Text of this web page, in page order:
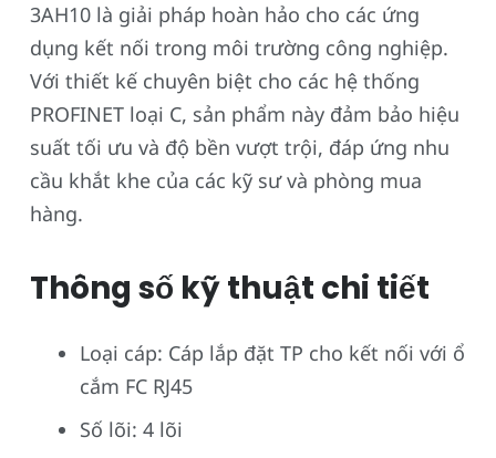
3AH10 là giải pháp hoàn hảo cho các ứng
dụng kết nối trong môi trường công nghiệp.
Với thiết kế chuyên biệt cho các hệ thống
PROFINET loại C, sản phẩm này đảm bảo hiệu
suất tối ưu và độ bền vượt trội, đáp ứng nhu
cầu khắt khe của các kỹ sư và phòng mua
hàng.
Thông số kỹ thuật chi tiết
Loại cáp: Cáp lắp đặt TP cho kết nối với ổ
cắm FC RJ45
Số lõi: 4 lõi